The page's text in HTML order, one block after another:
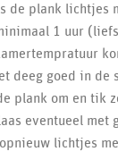
de plank lichtjes
1 uur
deeg goed in
plank om en tik
eventueel met
lichtjes